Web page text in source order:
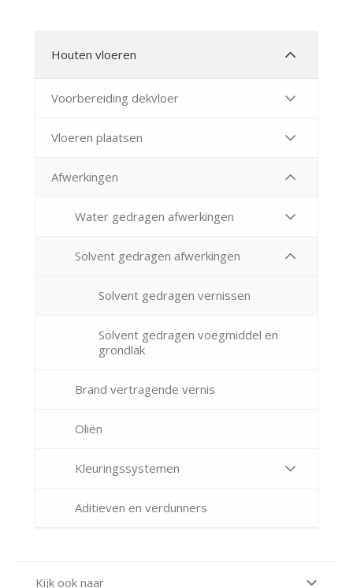
Houten vloeren
Voorbereiding dekvloer
Vloeren plaatsen
Afwerkingen
Water gedragen afwerkingen
Solvent gedragen afwerkingen
Solvent gedragen vernissen
Solvent gedragen voegmiddel en
grondlak
Brand vertragende vernis
Oliën
Kleuringssystemen
Aditieven en verdunners
Kijk ook naar